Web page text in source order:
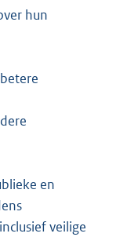
hun
en
veilige